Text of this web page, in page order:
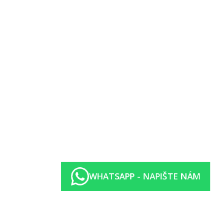
barů, obvykle do 23.00 hod.)
AI programem)
s přístupem na internetWHATSAPP - NAPIŠTE NÁM